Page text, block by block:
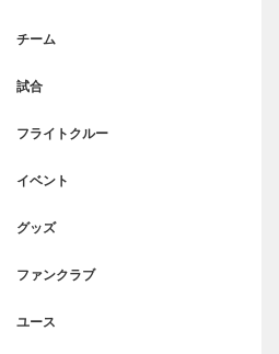
チーム
試合
フライトクルー
イベント
グッズ
ファンクラブ
ユース